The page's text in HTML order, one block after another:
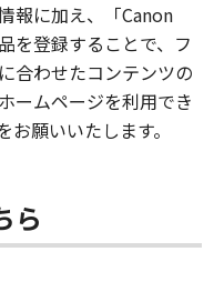
報に加え、「Canon
を登録することで、フ
合わせたコンテンツの
ームページを利用でき
願いいたします。
ら